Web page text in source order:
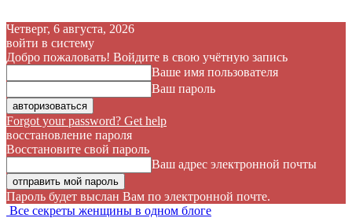
Четверг, 6 августа, 2026
войти в систему
Добро пожаловать! Войдите в свою учётную запись
Ваше имя пользователя
Ваш пароль
Forgot your password? Get help
восстановление пароля
Восстановите свой пароль
Ваш адрес электронной почты
Пароль будет выслан Вам по электронной почте.
Все секреты женщины в одном блоге